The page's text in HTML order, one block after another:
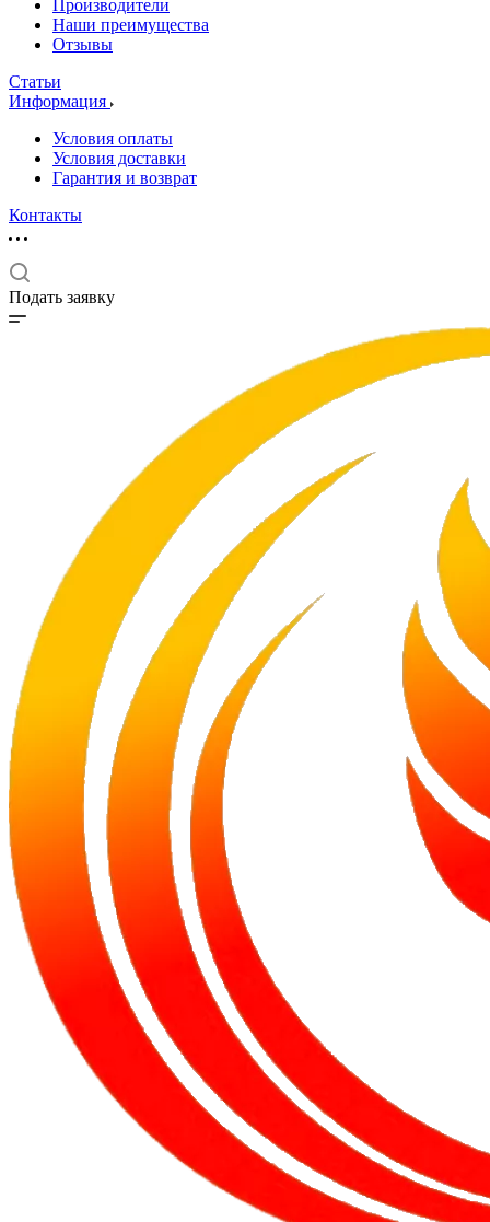
Производители
Наши преимущества
Отзывы
Статьи
Информация
Условия оплаты
Условия доставки
Гарантия и возврат
Контакты
Подать заявку